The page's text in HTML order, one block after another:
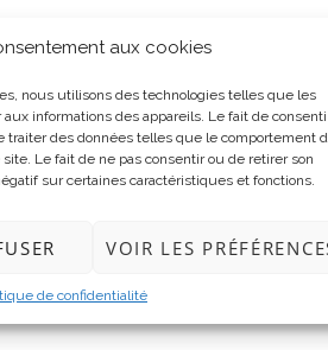
aux cookies
nous utilisons des technologies telles que les
informations des appareils. Le fait de
traiter des données telles que le comportement
Le fait de ne pas consentir ou de retirer son
sur certaines caractéristiques et fonctions.
VOIR LES
de confidentialité
des amoureux de la nature.
souffler, les bruyères frémir
de formidables bouffées d’air
l’environnement.Vous savez
(en tout cas en ce qui